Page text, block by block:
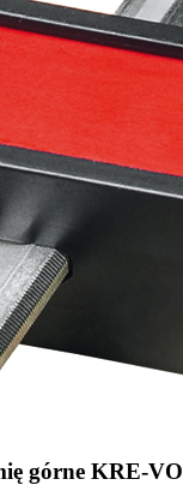
górne KRE-VO